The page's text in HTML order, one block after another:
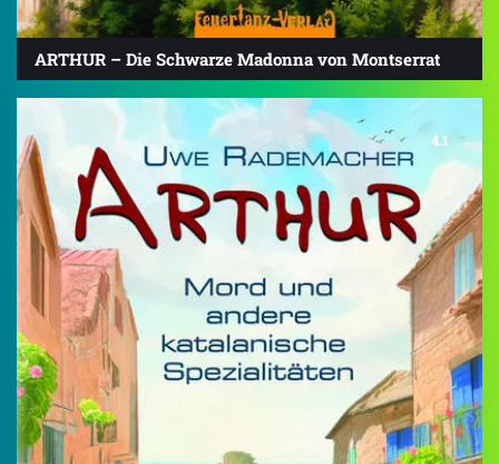
ARTHUR – Die Schwarze Madonna von Montserrat
4.1